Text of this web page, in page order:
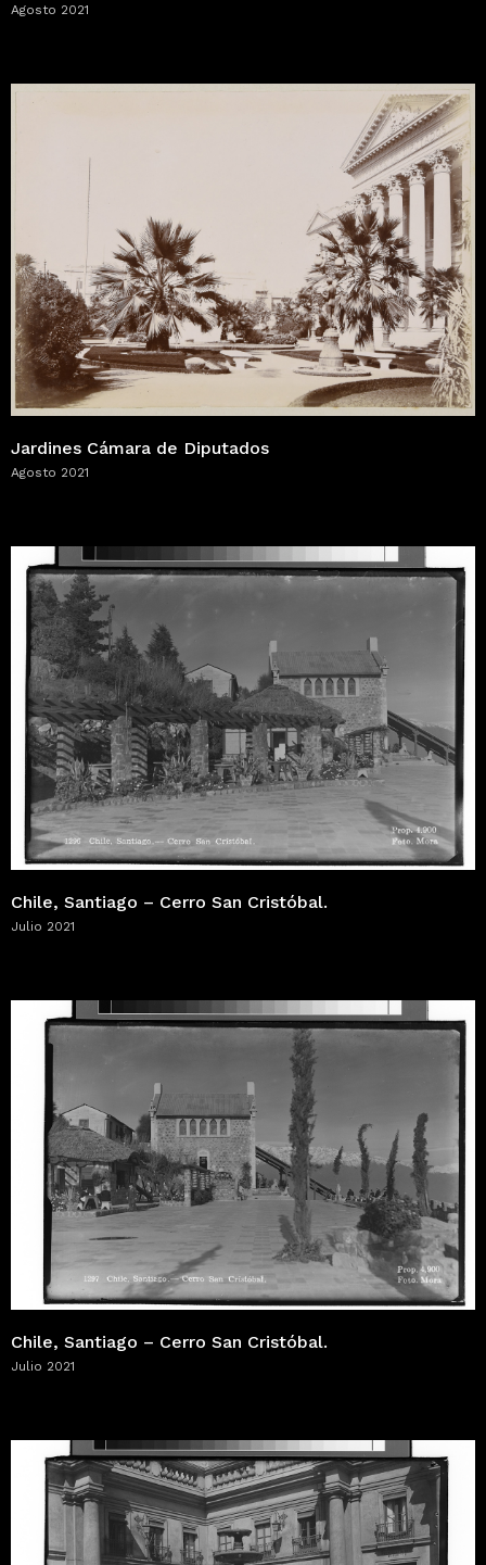
Agosto 2021
Jardines Cámara de Diputados
Agosto 2021
Chile, Santiago – Cerro San Cristóbal.
Julio 2021
Chile, Santiago – Cerro San Cristóbal.
Julio 2021